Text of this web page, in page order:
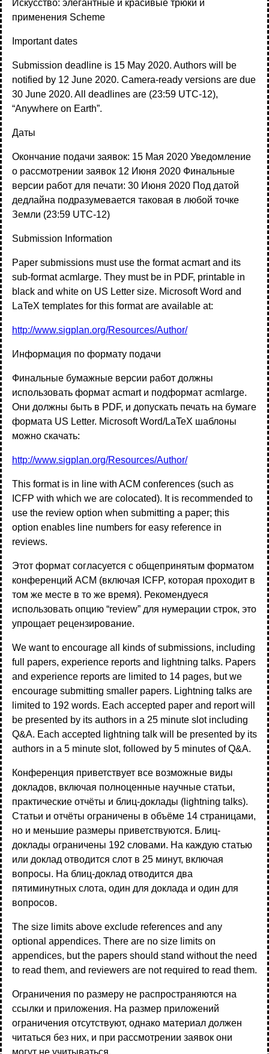
Искусство: элегантные и красивые трюки и
применения Scheme
Important dates
Submission deadline is 15 May 2020. Authors will be
notified by 12 June 2020. Camera-ready versions are due
30 June 2020. All deadlines are (23:59 UTC-12),
“Anywhere on Earth”.
Даты
Окончание подачи заявок: 15 Мая 2020 Уведомление
о рассмотрении заявок 12 Июня 2020 Финальные
версии работ для печати: 30 Июня 2020 Под датой
дедлайна подразумевается таковая в любой точке
Земли (23:59 UTC-12)
Submission Information
Paper submissions must use the format acmart and its
sub-format acmlarge. They must be in PDF, printable in
black and white on US Letter size. Microsoft Word and
LaTeX templates for this format are available at:
http://www.sigplan.org/Resources/Author/
Информация по формату подачи
Финальные бумажные версии работ должны
использовать формат acmart и подформат acmlarge.
Они должны быть в PDF, и допускать печать на бумаге
формата US Letter. Microsoft Word/LaTeX шаблоны
можно скачать:
http://www.sigplan.org/Resources/Author/
This format is in line with ACM conferences (such as
ICFP with which we are colocated). It is recommended to
use the review option when submitting a paper; this
option enables line numbers for easy reference in
reviews.
Этот формат согласуется с общепринятым форматом
конференций ACM (включая ICFP, которая проходит в
том же месте в то же время). Рекомендуеся
использовать опцию “review” для нумерации строк, это
упрощает рецензирование.
We want to encourage all kinds of submissions, including
full papers, experience reports and lightning talks. Papers
and experience reports are limited to 14 pages, but we
encourage submitting smaller papers. Lightning talks are
limited to 192 words. Each accepted paper and report will
be presented by its authors in a 25 minute slot including
Q&A. Each accepted lightning talk will be presented by its
authors in a 5 minute slot, followed by 5 minutes of Q&A.
Конференция приветствует все возможные виды
докладов, включая полноценные научные статьи,
практические отчёты и блиц-доклады (lightning talks).
Статьи и отчёты ограничены в объёме 14 страницами,
но и меньшие размеры приветствуются. Блиц-
доклады ограничены 192 словами. На каждую статью
или доклад отводится слот в 25 минут, включая
вопросы. На блиц-доклад отводится два
пятиминутных слота, один для доклада и один для
вопросов.
The size limits above exclude references and any
optional appendices. There are no size limits on
appendices, but the papers should stand without the need
to read them, and reviewers are not required to read them.
Ограничения по размеру не распространяются на
ссылки и приложения. На размер приложений
ограничения отсутствуют, однако материал должен
читаться без них, и при рассмотрении заявок они